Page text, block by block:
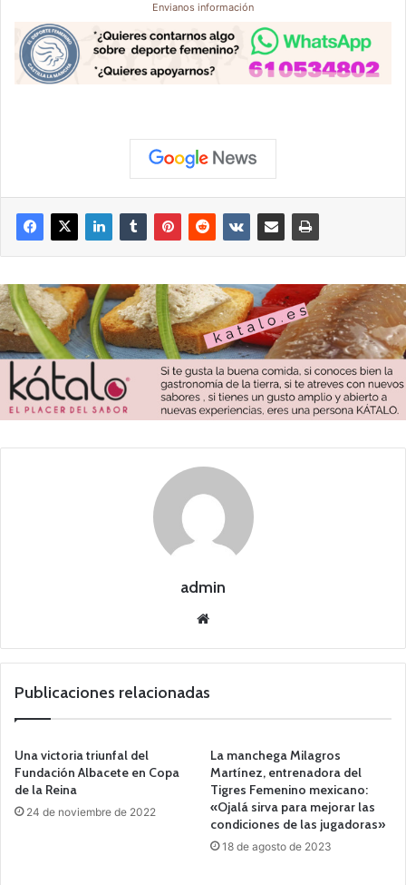
Envianos información
admin
we
Publicaciones relacionadas
Una victoria triunfal del
Fundación Albacete en Copa
de la Reina
24 de noviembre de 2022
La manchega Milagros
Martínez, entrenadora del
Tigres Femenino mexicano:
«Ojalá sirva para mejorar las
condiciones de las jugadoras»
18 de agosto de 2023